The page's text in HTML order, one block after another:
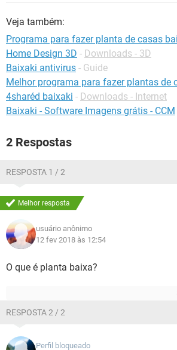
Veja também:
Programa para fazer planta de casas
Home Design 3D - Downloads - 3D
Baixaki antivirus - Guide
Melhor programa para fazer plantas de
4sharéd baixaki - Downloads - Internet
Baixaki - Software Imagens grátis - CCM
2 Respostas
RESPOSTA 1 / 2
Melhor resposta
usuário anônimo
12 fev 2018 às 12:54
O que é planta baixa?
RESPOSTA 2 / 2
Perfil bloqueado